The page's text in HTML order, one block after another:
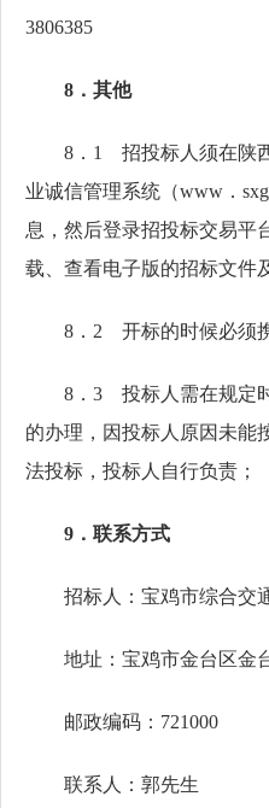
3806385
8 ．其他
8 ．1 招投标人须在陕
业诚信管理系统（www．
息，然后登录招投标交易平
载、查看电子版的招标文件
8 ．2 开标的时候必须
8 ．3 投标人需在规定
的办理，因投标人原因未能
法投标，投标人自行负责；
9 ．联系方式
招标人：宝鸡市综合交
地址：宝鸡市金台区金
邮政编码： 721000
联系人：郭先生